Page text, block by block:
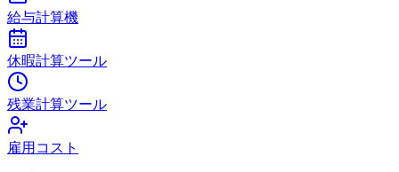
給与計算機
休暇計算ツール
残業計算ツール
雇用コスト